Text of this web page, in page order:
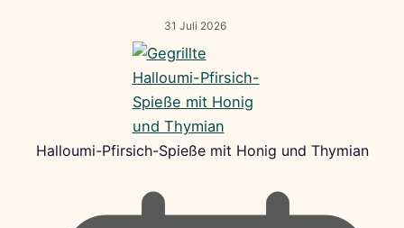
31 Juli 2026
Halloumi-Pfirsich-Spieße mit Honig und Thymian